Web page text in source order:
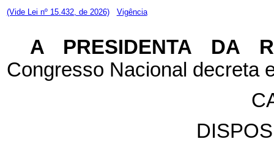
(Vide Lei nº 15.432, de 2026)
Vigência
A PRESIDENTA DA
Congresso Nacional decreta